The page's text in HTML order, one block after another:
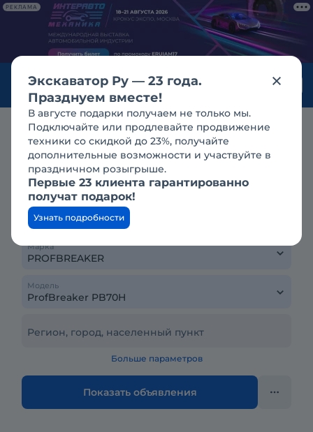
РЕКЛАМА
Войти
Продажа гидромолоты profbreaker
ProfBreaker PB70H
Тип техники
Марка
Модель
Регион, город, населенный пункт
Больше параметров
Показать объявления
Экскаватор Ру — 23 года.
Празднуем вместе!
В августе подарки получаем не только мы.
Подключайте или продлевайте продвижение
техники со скидкой до 23%, получайте
дополнительные возможности и участвуйте в
праздничном розыгрыше.
Первые 23 клиента гарантированно
получат подарок!
Узнать подробности